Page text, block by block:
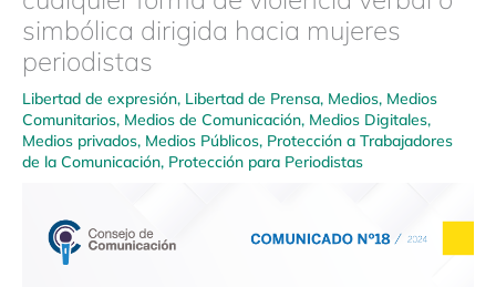
simbólica dirigida hacia mujeres
periodistas
Libertad de expresión, Libertad de Prensa, Medios, Medios
Comunitarios, Medios de Comunicación, Medios Digitales,
Medios privados, Medios Públicos, Protección a Trabajadores
de la Comunicación, Protección para Periodistas